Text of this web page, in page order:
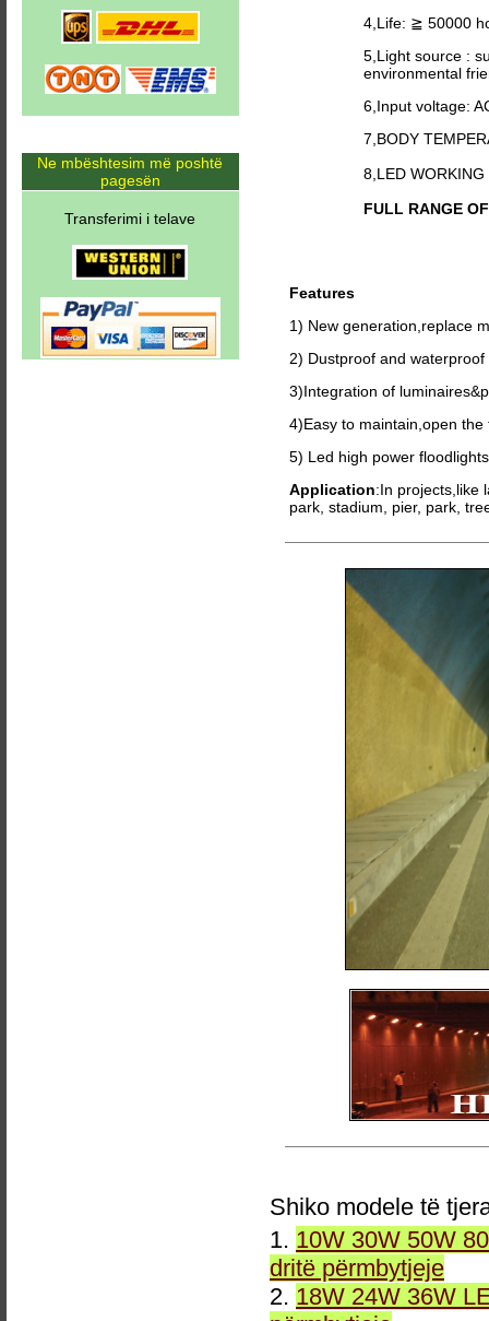
4,Life: ≧ 50000
5,Light source :
environmental
6,Input voltage:
7,BODY
8,LED WORKING
FULL RANGE
Features
1) New generation,replace
2) Dustproof and
3)Integration of
4)Easy to maintain,open
5) Led high power
Application:In projects,like
park, stadium, pier, park,
Shiko modele të
1. 10W 30W 50W
dritë përmbytjeje
2. 18W 24W 36W
Ne mbështesim më poshtë
pagesën
Transferimi i telave